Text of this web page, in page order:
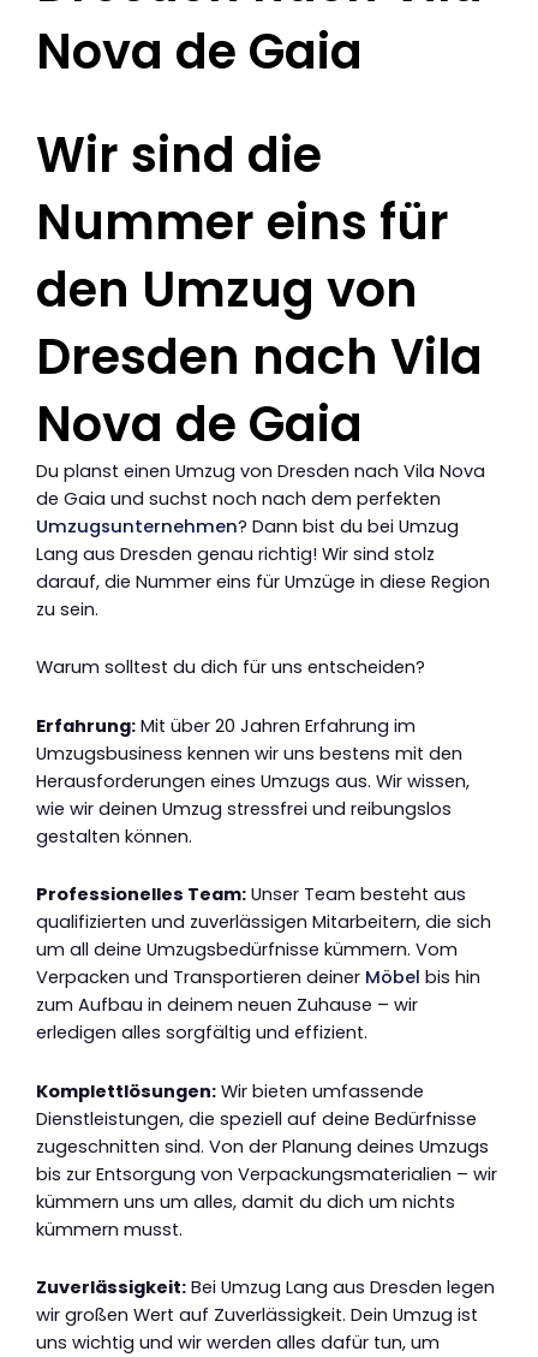
Nova de Gaia
Wir sind die
Nummer eins für
den Umzug von
Dresden nach Vila
Nova de Gaia
Du planst einen Umzug von Dresden nach Vila Nova
de Gaia und suchst noch nach dem perfekten
Umzugsunternehmen? Dann bist du bei Umzug
Lang aus Dresden genau richtig! Wir sind stolz
darauf, die Nummer eins für Umzüge in diese Region
zu sein.
Warum solltest du dich für uns entscheiden?
Erfahrung: Mit über 20 Jahren Erfahrung im
Umzugsbusiness kennen wir uns bestens mit den
Herausforderungen eines Umzugs aus. Wir wissen,
wie wir deinen Umzug stressfrei und reibungslos
gestalten können.
Professionelles Team: Unser Team besteht aus
qualifizierten und zuverlässigen Mitarbeitern, die sich
um all deine Umzugsbedürfnisse kümmern. Vom
Verpacken und Transportieren deiner Möbel bis hin
zum Aufbau in deinem neuen Zuhause – wir
erledigen alles sorgfältig und effizient.
Komplettlösungen: Wir bieten umfassende
Dienstleistungen, die speziell auf deine Bedürfnisse
zugeschnitten sind. Von der Planung deines Umzugs
bis zur Entsorgung von Verpackungsmaterialien – wir
kümmern uns um alles, damit du dich um nichts
kümmern musst.
Zuverlässigkeit: Bei Umzug Lang aus Dresden legen
wir großen Wert auf Zuverlässigkeit. Dein Umzug ist
uns wichtig und wir werden alles dafür tun, um